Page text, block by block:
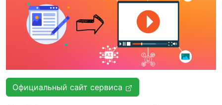
Официальный сайт сервиса